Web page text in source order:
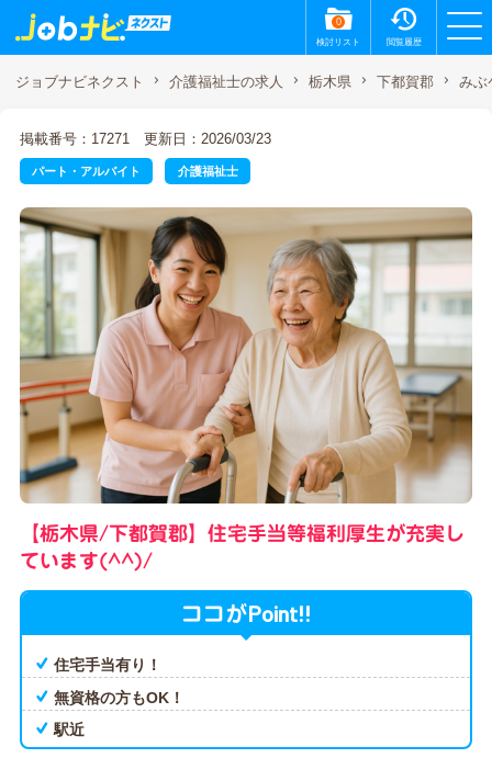
0
検討リスト 閲覧履歴
ジョブナビネクスト 介護福祉士の求人 栃木県 下都賀郡 みぶ
掲載番号：17271 更新日：2026/03/23
パート・アルバイト 介護福祉士
【栃木県/下都賀郡】住宅手当等福利厚生が充実し
ています(^^)/
ココがPoint!!
住宅手当有り！
無資格の方もOK！
駅近